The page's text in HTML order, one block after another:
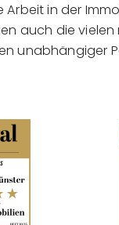
Arbeit in der
auch die
unabhängiger